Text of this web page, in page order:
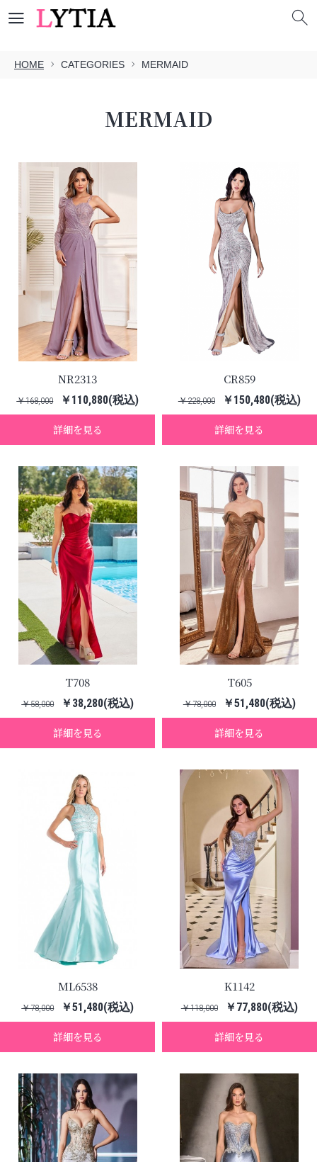
HOME CATEGORIES MERMAID
MERMAID
NR2313
￥168,000 ￥110,880(税込)
詳細を見る
CR859
￥228,000 ￥150,480(税込)
詳細を見る
T708
￥58,000 ￥38,280(税込)
詳細を見る
T605
￥78,000 ￥51,480(税込)
詳細を見る
ML6538
￥78,000 ￥51,480(税込)
詳細を見る
K1142
￥118,000 ￥77,880(税込)
詳細を見る